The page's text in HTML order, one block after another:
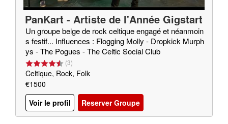
PanKart - Artiste de l'Année Gigstart
er 2020
Un groupe belge de rock celtique engagé et néanmoin
s festif... Influences : Flogging Molly - Dropkick Murph
ys - The Pogues - The Celtic Social Club
(3)
Celtique, Rock, Folk
€1500
Voir le profil
Reserver Groupe